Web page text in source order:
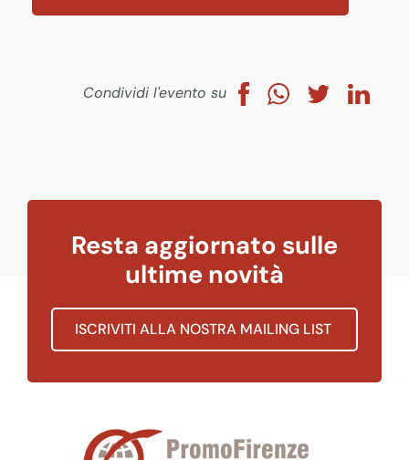
Condividi l'evento su
Resta aggiornato sulle
ultime novità
ISCRIVITI ALLA NOSTRA MAILING LIST